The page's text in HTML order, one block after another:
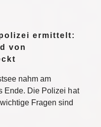
ermittelt:
von
nahm am
Ende. Die Polizei hat
Fragen sind